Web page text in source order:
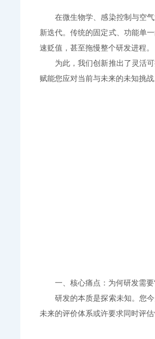
在微生物学、感染控制与空气
新迭代。传统的固定式、功能单
速贬值，甚至拖慢整个研发进程。
为此，我们创新推出了灵活可
赋能您应对当前与未来的未知挑战
一、核心痛点：为何研发需要“
研发的本质是探索未知。您今
未来的评价体系或许要求同时评